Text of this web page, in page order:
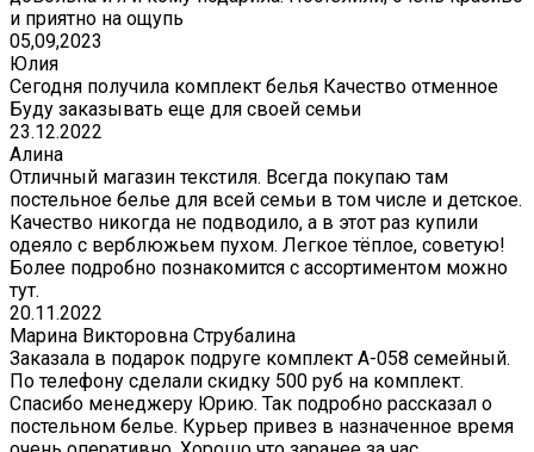
и приятно на ощупь
05,09,2023
Юлия
Сегодня получила комплект белья Качество отменное
Буду заказывать еще для своей семьи
23.12.2022
Алина
Отличный магазин текстиля. Всегда покупаю там
постельное белье для всей семьи в том числе и детское.
Качество никогда не подводило, а в этот раз купили
одеяло с верблюжьем пухом. Легкое тёплое, советую!
Более подробно познакомится с ассортиментом можно
тут.
20.11.2022
Марина Викторовна Струбалина
Заказала в подарок подруге комплект А-058 семейный.
По телефону сделали скидку 500 руб на комплект.
Спасибо менеджеру Юрию. Так подробно рассказал о
постельном белье. Курьер привез в назначенное время